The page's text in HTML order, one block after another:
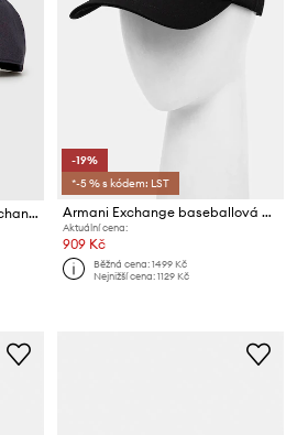
Bavlněná čepice Armani Exchange
-19%
*-5 % s kódem: LST
Armani Exchange baseballová čepice pánská
Aktuální cena:
909 Kč
Běžná cena:1499 Kč
Nejnižší cena:1129 Kč